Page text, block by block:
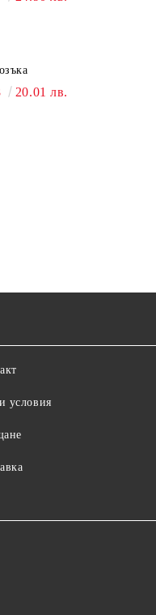
20.01 лв.
условия